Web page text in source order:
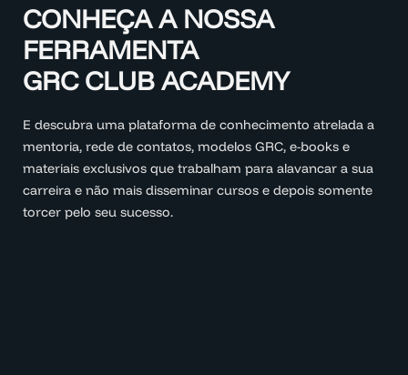
CONHEÇA A NOSSA
FERRAMENTA
GRC CLUB ACADEMY
E descubra uma plataforma de conhecimento atrelada a
mentoria, rede de contatos, modelos GRC, e-books e
materiais exclusivos que trabalham para alavancar a sua
carreira e não mais disseminar cursos e depois somente
torcer pelo seu sucesso.